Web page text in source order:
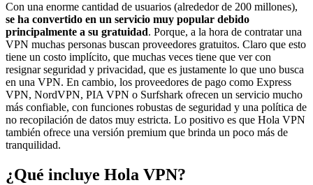
Con una enorme cantidad de usuarios (alrededor de 200 millones),
se ha convertido en un servicio muy popular debido
principalmente a su gratuidad. Porque, a la hora de contratar una
VPN muchas personas buscan proveedores gratuitos. Claro que esto
tiene un costo implícito, que muchas veces tiene que ver con
resignar seguridad y privacidad, que es justamente lo que uno busca
en una VPN. En cambio, los proveedores de pago como Express
VPN, NordVPN, PIA VPN o Surfshark ofrecen un servicio mucho
más confiable, con funciones robustas de seguridad y una política de
no recopilación de datos muy estricta. Lo positivo es que Hola VPN
también ofrece una versión premium que brinda un poco más de
tranquilidad.
¿Qué incluye Hola VPN?